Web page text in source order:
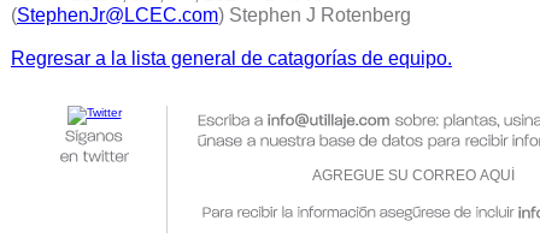
(StephenJr@LCEC.com) Stephen J Rotenberg
Regresar a la lista general de catagorías de equipo.